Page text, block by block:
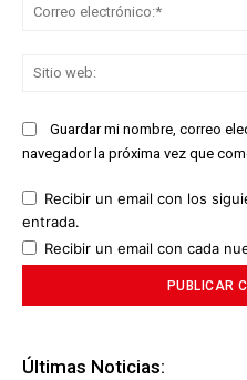
Guardar mi nombre, correo
navegador la próxima vez que
Recibir un email con los
entrada.
Recibir un email con cada
Últimas Noticias: